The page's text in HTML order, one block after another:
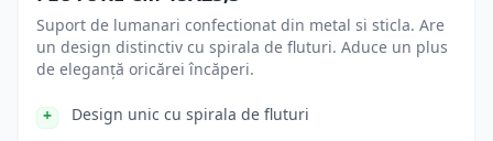
Suport de lumanari confectionat din metal si sticla. Are
un design distinctiv cu spirala de fluturi. Aduce un plus
de eleganță oricărei încăperi.
Design unic cu spirala de fluturi